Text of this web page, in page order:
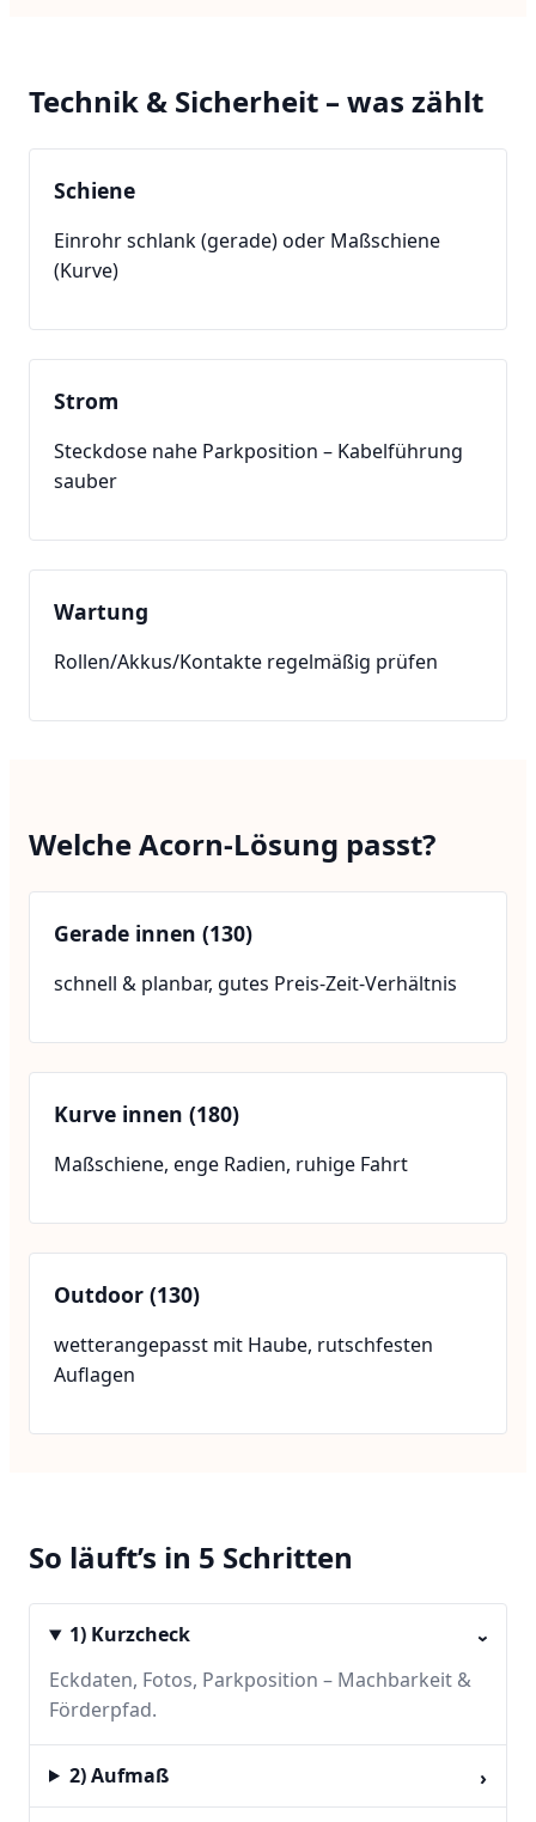
Technik & Sicherheit – was zählt
Schiene
Einrohr schlank (gerade) oder Maßschiene
(Kurve)
Strom
Steckdose nahe Parkposition – Kabelführung
sauber
Wartung
Rollen/Akkus/Kontakte regelmäßig prüfen
Welche Acorn-Lösung passt?
Gerade innen (130)
schnell & planbar, gutes Preis-Zeit-Verhältnis
Kurve innen (180)
Maßschiene, enge Radien, ruhige Fahrt
Outdoor (130)
wetterangepasst mit Haube, rutschfesten
Auflagen
So läuft’s in 5 Schritten
1) Kurzcheck ›
Eckdaten, Fotos, Parkposition – Machbarkeit &
Förderpfad.
2) Aufmaß ›